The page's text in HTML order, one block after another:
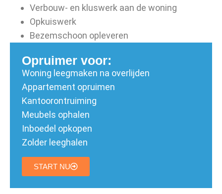
Verbouw- en kluswerk aan de woning
Opkuiswerk
Bezemschoon opleveren
Opruimer voor:
Woning leegmaken na overlijden
Appartement opruimen
Kantoorontruiming
Meubels ophalen
Inboedel opkopen
Zolder leeghalen
START NU